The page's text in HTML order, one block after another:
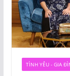
TÌNH YÊU - GIA